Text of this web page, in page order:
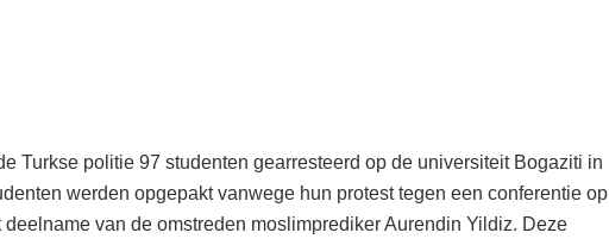
Turkse politie 97 studenten gearresteerd op de universiteit Bogaziti in
werden opgepakt vanwege hun protest tegen een conferentie op
deelname van de omstreden moslimprediker Aurendin Yildiz. Deze